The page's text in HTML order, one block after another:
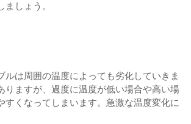
しょう。
ルは周囲の温度によっても劣化していきま
りますが、過度に温度が低い場合や高い場
すくなってしまいます。急激な温度変化に